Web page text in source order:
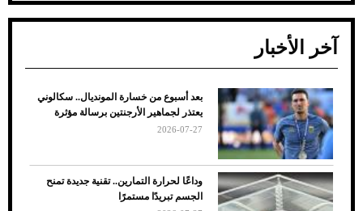
ضعف تبريد مكيف السيارة عند الوقوف.. أشهر
الأسباب والحلول
آخر الأخبار
بعد أسبوع من خسارة المونديال.. سكالوني
يعتذر لجماهير الأرجنتين برسالة مؤثرة
2026-07-27
وداعًا لحرارة التمارين.. تقنية جديدة تمنح
الجسم تبريدًا مستمرًا